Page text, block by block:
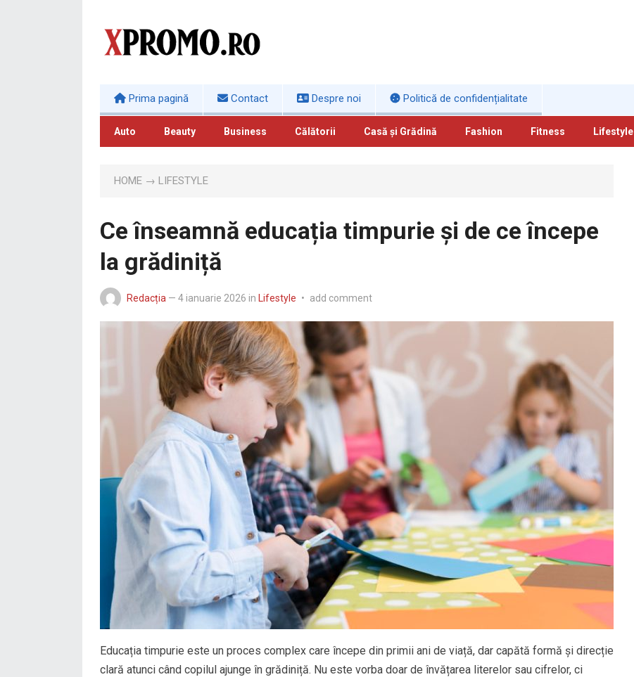
Prima pagină Contact Despre noi Politică de confidențialitate
Auto Beauty Business Călătorii Casă și Grădină Fashion Fitness Lifestyle
HOME → LIFESTYLE
Ce înseamnă educația timpurie și de ce începe
la grădiniță
Redacția — 4 ianuarie 2026 in Lifestyle • add comment
Educația timpurie este un proces complex care începe din primii ani de viață, dar capătă formă și direcție
clară atunci când copilul ajunge în grădiniță. Nu este vorba doar de învățarea literelor sau cifrelor, ci